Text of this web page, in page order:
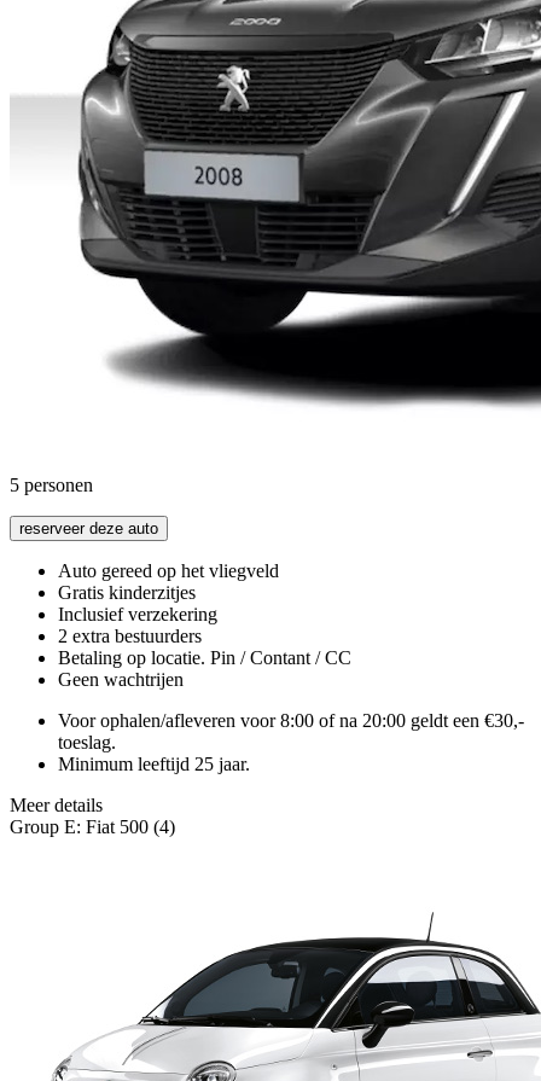
5 personen
reserveer deze auto
Auto gereed op het vliegveld
Gratis kinderzitjes
Inclusief verzekering
2 extra bestuurders
Betaling op locatie. Pin / Contant / CC
Geen wachtrijen
Voor ophalen/afleveren voor 8:00 of na 20:00 geldt een €30,-
toeslag.
Minimum leeftijd 25 jaar.
Meer details
Group E: Fiat 500 (4)